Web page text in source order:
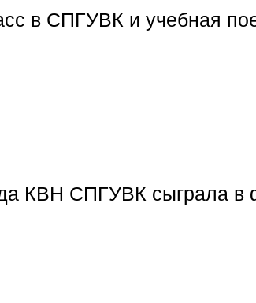
в СПГУВК и учебная
КВН СПГУВК сыграла